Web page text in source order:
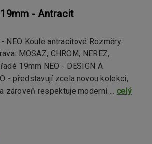
- Antracit
NEO Koule antracitové Rozměry:
MOSAZ, CHROM, NEREZ,
19mm NEO - DESIGN A
- představují zcela novou kolekci,
zároveň respektuje moderní ... celý